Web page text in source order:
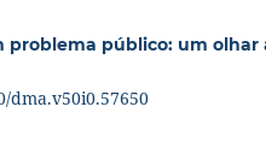
problema público: um
dma.v50i0.57650